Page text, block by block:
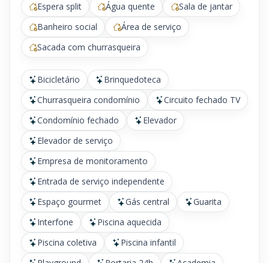
Espera split
Água quente
Sala de jantar
Banheiro social
Área de serviço
Sacada com churrasqueira
Bicicletário
Brinquedoteca
Churrasqueira condomínio
Circuito fechado TV
Condomínio fechado
Elevador
Elevador de serviço
Empresa de monitoramento
Entrada de serviço independente
Espaço gourmet
Gás central
Guarita
Interfone
Piscina aquecida
Piscina coletiva
Piscina infantil